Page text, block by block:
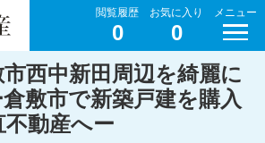
閲覧履歴
0
お気に入り
0
メニュー
西中新田周辺を綺麗に
敷市で新築戸建を購入
動産へー